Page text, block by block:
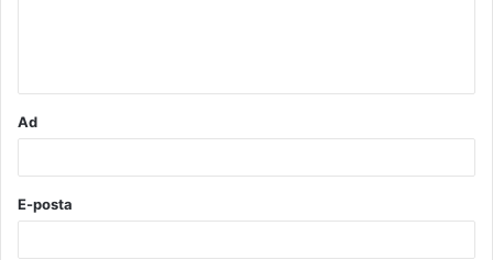
Ad
E-posta